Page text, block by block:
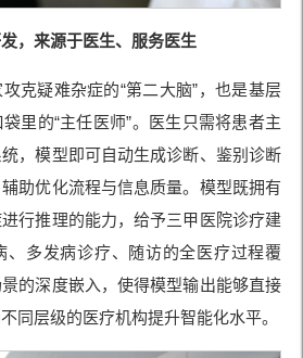
，来源于医生、服务医生
克疑难杂症的“第二大脑”，也是基层
里的“主任医师”。医生只需将患者主
，模型即可自动生成诊断、鉴别诊断
助优化流程与信息质量。模型既拥有
行推理的能力，给予三甲医院诊疗建
、多发病诊疗、随访的全医疗过程覆
的深度嵌入，使得模型输出能够直接
同层级的医疗机构提升智能化水平。